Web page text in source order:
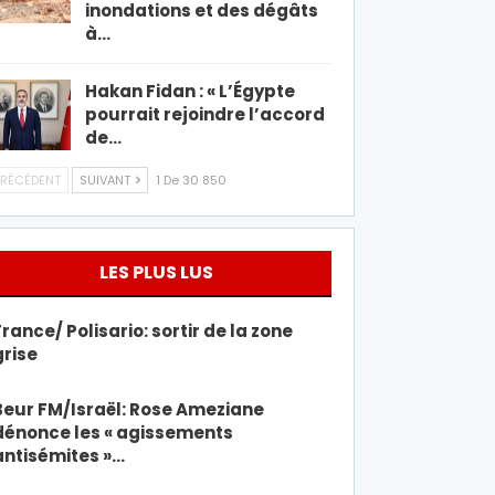
inondations et des dégâts
à…
Hakan Fidan : « L’Égypte
pourrait rejoindre l’accord
de…
SUIVANT 1 De 30 850
LES PLUS LUS
Polisario: sortir de la zone
FM/Israël: Rose Ameziane
les « agissements
»…